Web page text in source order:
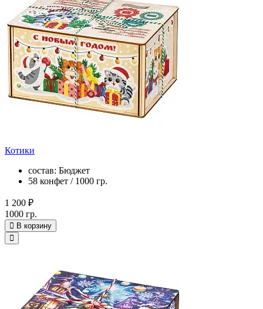
Котики
состав: Бюджет
58 конфет / 1000 гр.
1 200 ₽
1000 гр.
В корзину